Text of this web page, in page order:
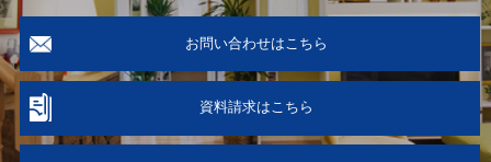
お問い合わせはこちら
資料請求はこちら